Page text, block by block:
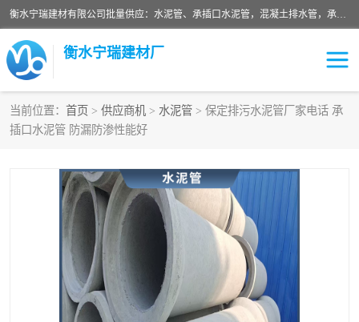
衡水宁瑞建材有限公司批量供应：水泥管、承插口水泥管，混凝土排水管，承插口水泥管，企口水泥管，钢承口水泥管，顶管，平口水泥管，水泥检查井，混凝土检查井，预制混凝土检查井，矩形检查井，圆形检查井等产品。
衡水宁瑞建材厂
当前位置： 首页 > 供应商机 > 水泥管 > 保定排污水泥管厂家电话 承
插口水泥管 防漏防渗性能好
检查井
水泥检查井 水泥管
圆形检查井 矩形检查井
混凝土检查井 预制混凝土检查井
企口水泥管 钢承口水泥管